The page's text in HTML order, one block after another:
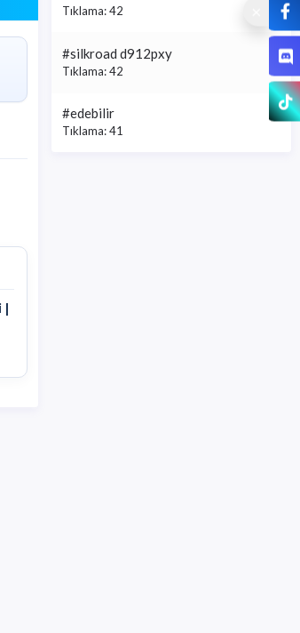
|
Tıklama: 42
#silkroad d912pxy
Tıklama: 42
#edebilir
Tıklama: 41